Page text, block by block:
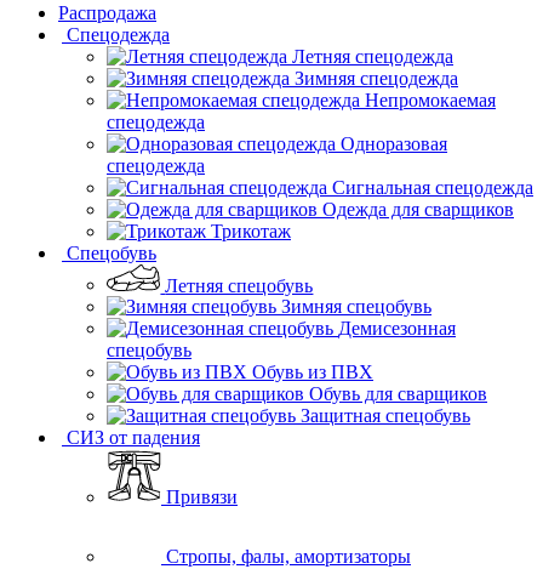
Распродажа
Спецодежда
Летняя спецодежда
Зимняя спецодежда
Непромокаемая
спецодежда
Одноразовая
спецодежда
Сигнальная спецодежда
Одежда для сварщиков
Трикотаж
Спецобувь
Летняя спецобувь
Зимняя спецобувь
Демисезонная
спецобувь
Обувь из ПВХ
Обувь для сварщиков
Защитная спецобувь
СИЗ от падения
Привязи
Стропы, фалы, амортизаторы